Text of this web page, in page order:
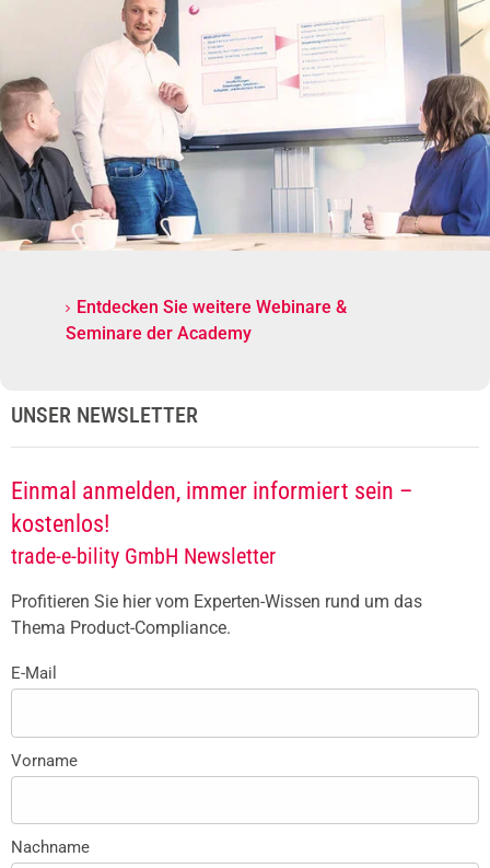
Entdecken Sie weitere Webinare &
Seminare der Academy
UNSER NEWSLETTER
Einmal anmelden, immer informiert sein –
kostenlos!
trade-e-bility GmbH Newsletter
Profitieren Sie hier vom Experten-Wissen rund um das
Thema Product-Compliance.
E-Mail
Vorname
Nachname